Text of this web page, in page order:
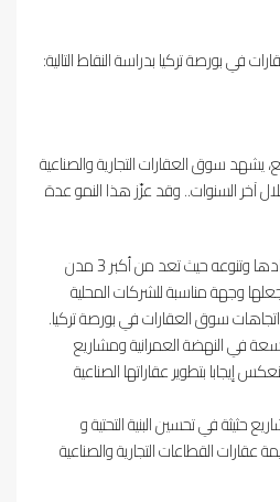
في بورصة تركيا بدراسة النقاط التالية:
يشهد سوق العقارات التجارية والصناعية
آخر السنوات.. وقد عزّز هذا النمو عدة
تتميز بورصة بقوة اقتصادها وتنوعه حيث تعد من أكبر 3 مدن
وجهة مناسبة للشركات المحلية
اتجاهات سوق العقارات في بورصة تركيا.
في النهضة العمرانية ومشاريع
إيجابا بتطوير عقاراتها الصناعية
حثيثة في تحسين البنية التحتية و
عقارات القطاعات التجارية والصناعية